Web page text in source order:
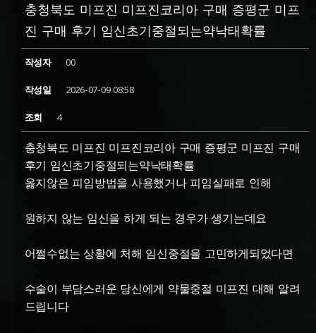
충청북도 미프진 미프진코리아 구매 증평군 미프
진 구매 후기 임신초기중절되는약낙태확률
작성자 00
작성일 2026-07-09 08:58
조회 4
충청북도 미프진 미프진코리아 구매 증평군 미프진 구매
후기 임신초기중절되는약낙태확률
옳지않은 피임방법을 사용했거나 피임실패로 인해
원하지 않는 임신을 하게 되는 경우가 생기는데요
어쩔수없는 상황에 처해 임신중절을 고민하게되었다면
수술이 부담스러운 당신에게 약물중절 미프진 대해 알려
드립니다